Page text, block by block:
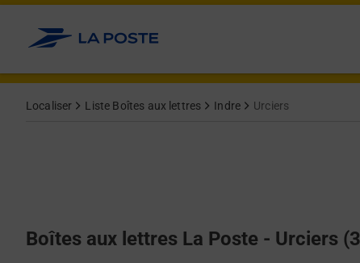
Allez au contenu
Localiser Liste Boîtes aux lettres Indre Urciers
Boîtes aux lettres La Poste - Urciers